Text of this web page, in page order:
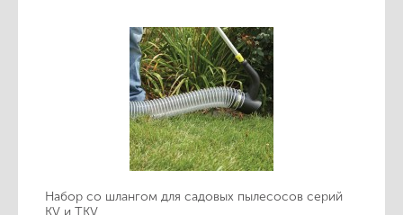
Набор со шлангом для садовых пылесосов серий
KV и TKV